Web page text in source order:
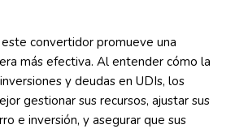
convertidor promueve una
más efectiva. Al entender cómo la
y deudas en UDIs, los
gestionar sus recursos, ajustar sus
e inversión, y asegurar que sus